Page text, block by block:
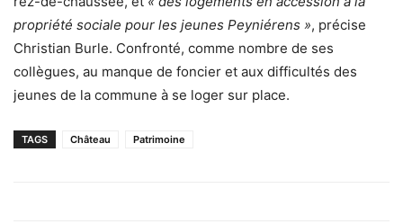
propriété sociale pour les jeunes Peyniérens », précise
Christian Burle. Confronté, comme nombre de ses
collègues, au manque de foncier et aux difficultés des
jeunes de la commune à se loger sur place.
TAGS Château Patrimoine